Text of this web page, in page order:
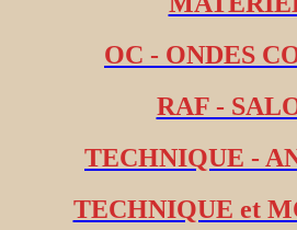
OC - ONDES
RAF -
TECHNIQUE -
TECHNIQUE et